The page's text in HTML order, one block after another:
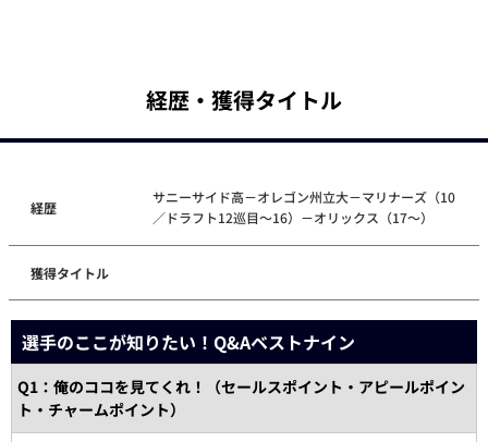
経歴・獲得タイトル
経歴
サニーサイド高－オレゴン州立大－マリナーズ（10
／ドラフト12巡目～16）－オリックス（17～）
獲得タイトル
選手のここが知りたい！Q&Aベストナイン
Q1：俺のココを見てくれ！（セールスポイント・アピールポイン
ト・チャームポイント）